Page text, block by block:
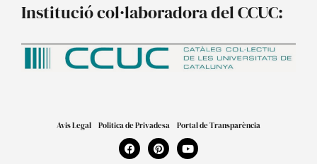
Institució col·laboradora del CCUC:
Avis Legal Politica de Privadesa Portal de Transparència
F
a
P
i
Y
o